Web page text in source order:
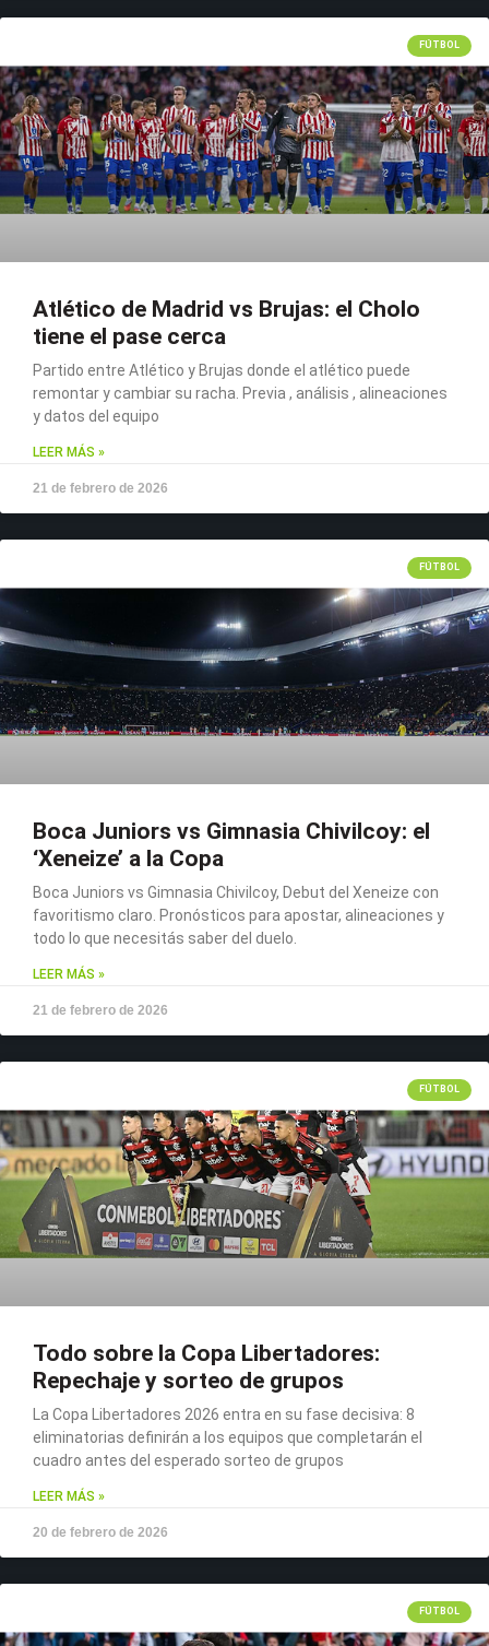
FÚTBOL
Atlético de Madrid vs Brujas: el Cholo
tiene el pase cerca
Partido entre Atlético y Brujas donde el atlético puede
remontar y cambiar su racha. Previa , análisis , alineaciones
y datos del equipo
LEER MÁS »
21 de febrero de 2026
FÚTBOL
Boca Juniors vs Gimnasia Chivilcoy: el
‘Xeneize’ a la Copa
Boca Juniors vs Gimnasia Chivilcoy, Debut del Xeneize con
favoritismo claro. Pronósticos para apostar, alineaciones y
todo lo que necesitás saber del duelo.
LEER MÁS »
21 de febrero de 2026
FÚTBOL
Todo sobre la Copa Libertadores:
Repechaje y sorteo de grupos
La Copa Libertadores 2026 entra en su fase decisiva: 8
eliminatorias definirán a los equipos que completarán el
cuadro antes del esperado sorteo de grupos
LEER MÁS »
20 de febrero de 2026
FÚTBOL